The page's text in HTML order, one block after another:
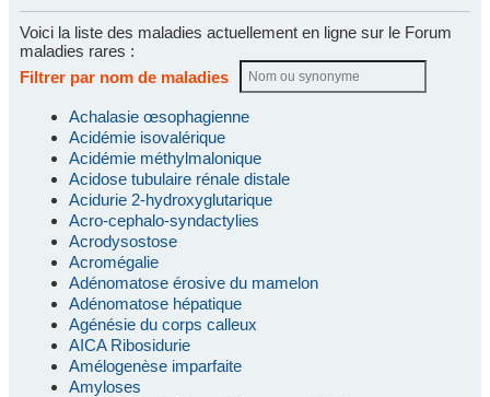
Voici la liste des maladies actuellement en ligne sur le Forum
maladies rares :
Filtrer par nom de maladies
Achalasie œsophagienne
Acidémie isovalérique
Acidémie méthylmalonique
Acidose tubulaire rénale distale
Acidurie 2-hydroxyglutarique
Acro-cephalo-syndactylies
Acrodysostose
Acromégalie
Adénomatose érosive du mamelon
Adénomatose hépatique
Agénésie du corps calleux
AICA Ribosidurie
Amélogenèse imparfaite
Amyloses